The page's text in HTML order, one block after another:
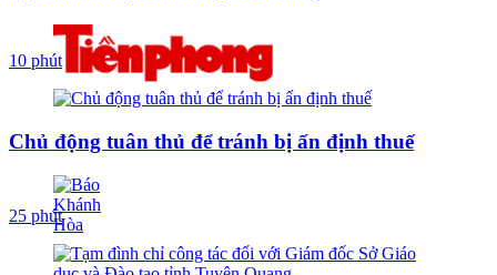
10 phút
Chủ động tuân thủ để tránh bị ấn định thuế
25 phút